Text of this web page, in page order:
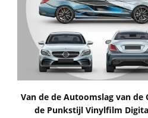
Van de de Autoomslag van de
de Punkstijl Vinylfilm